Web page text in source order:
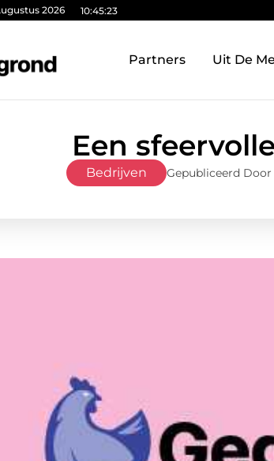
2026 10:45:25
Partners Uit De
Een
Bedrijven Gepubliceerd